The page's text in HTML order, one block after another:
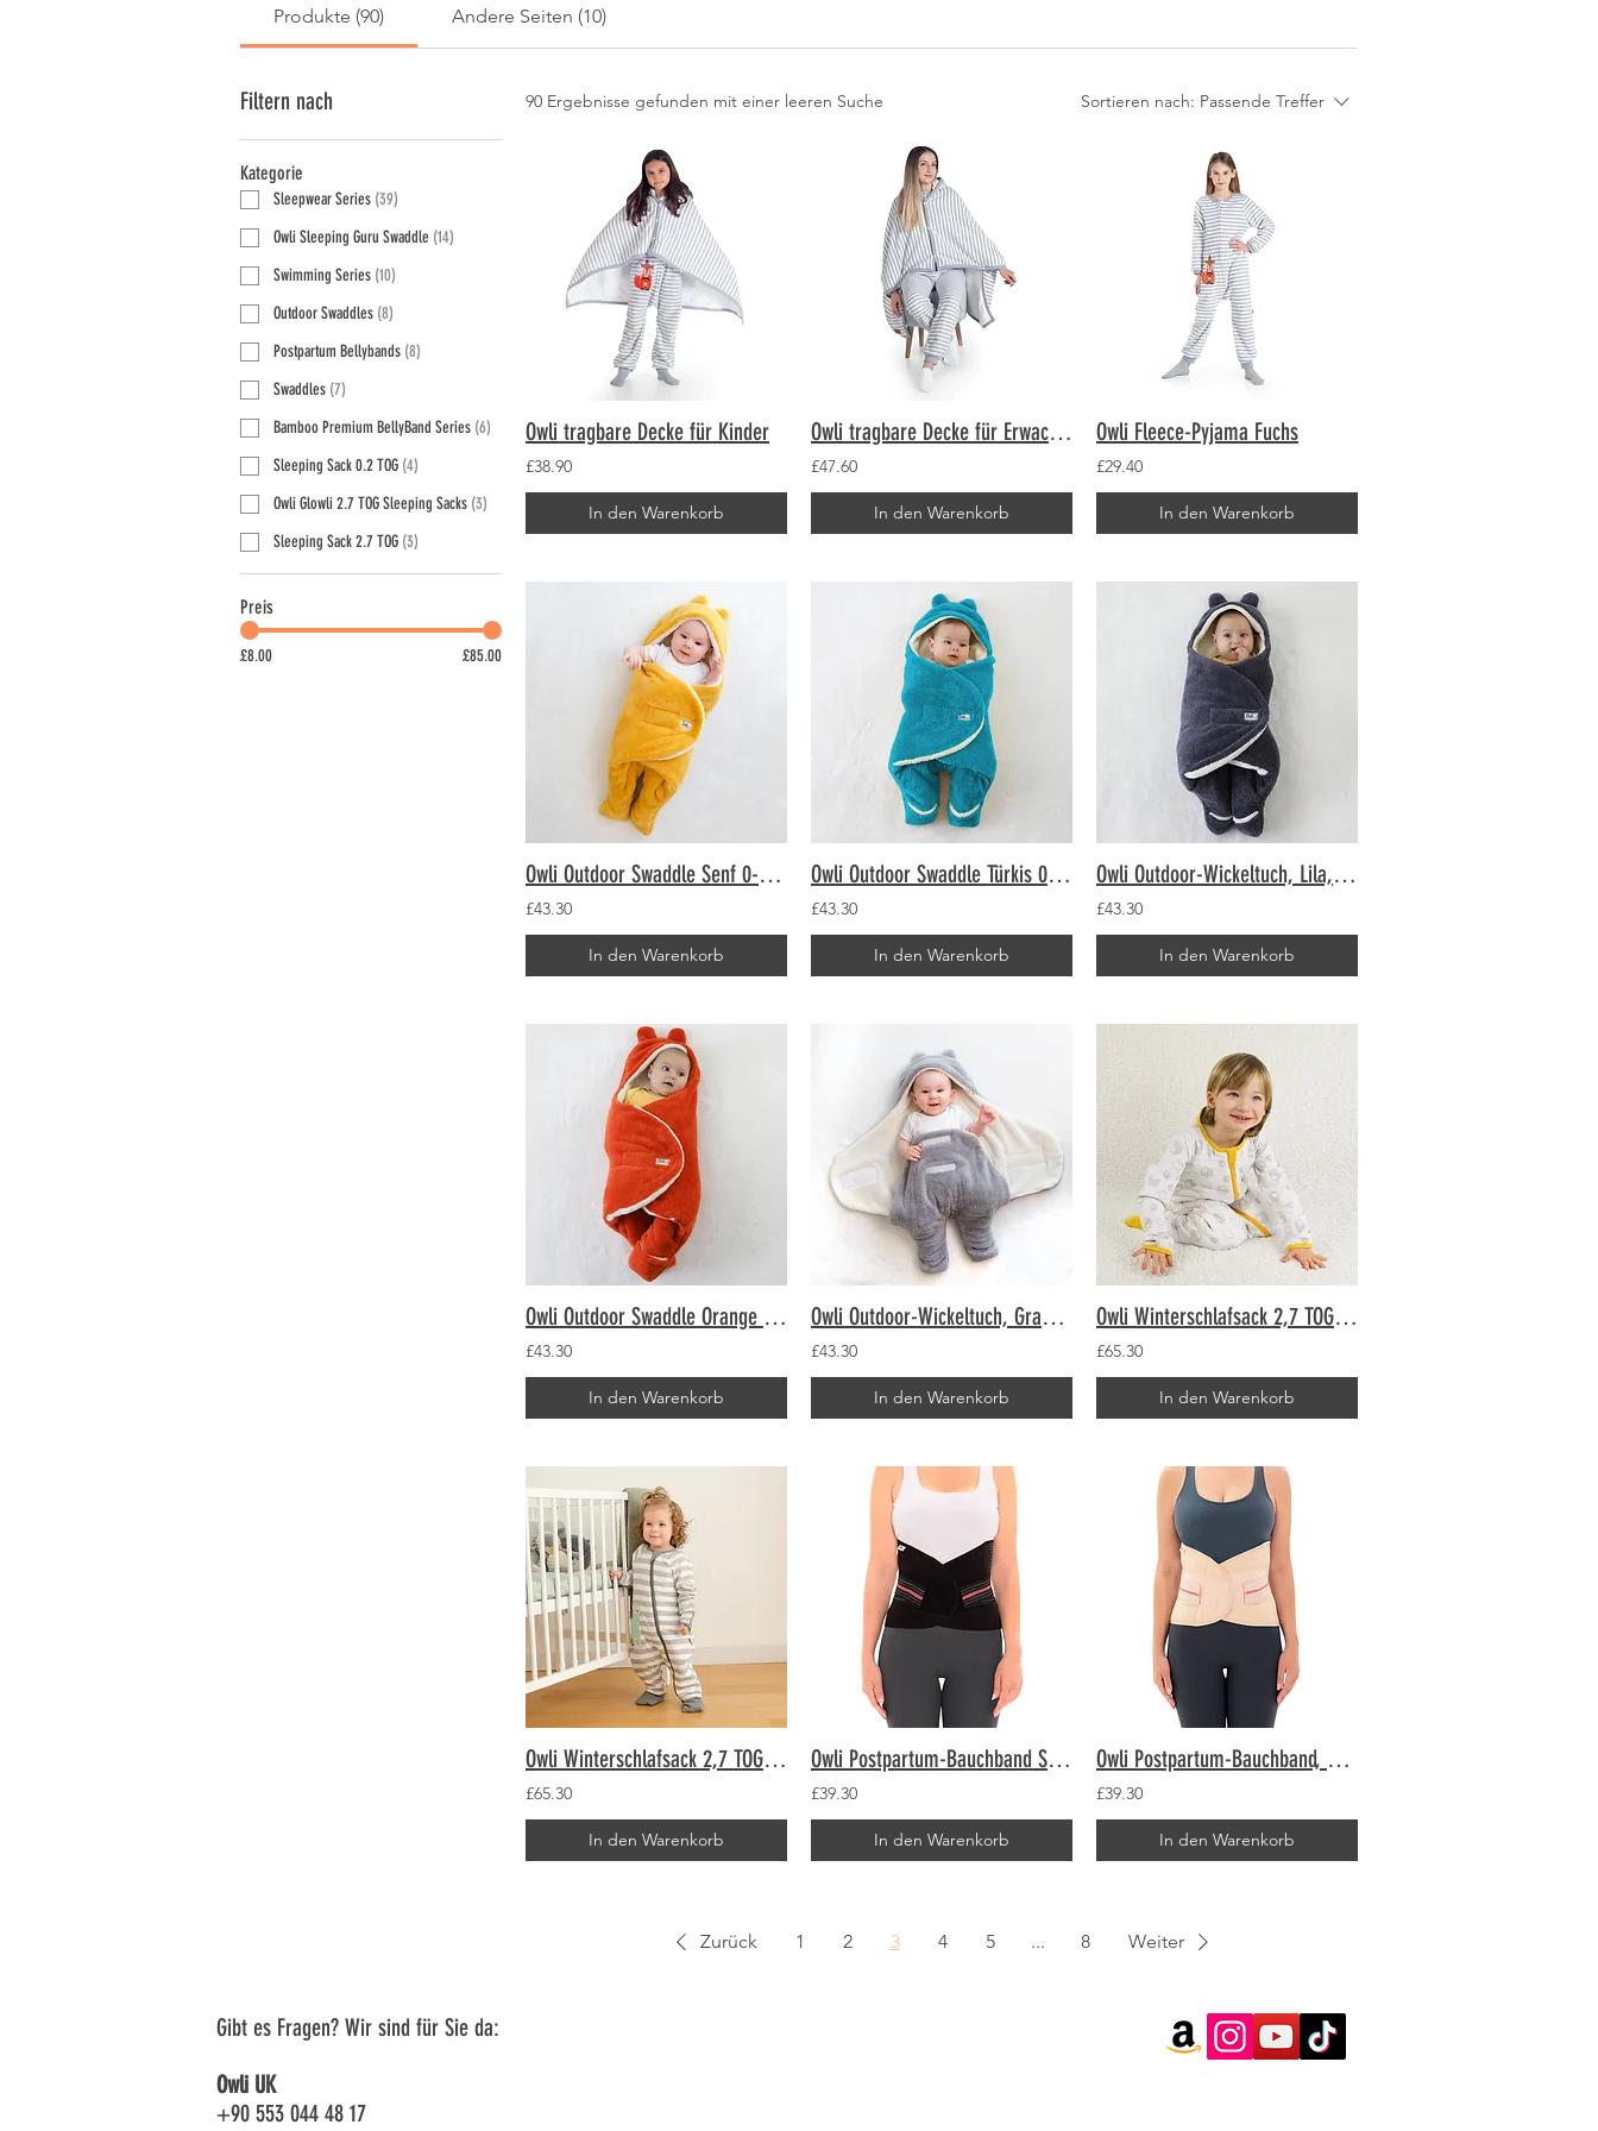
Produkte (90) Andere Seiten (10)
Filtern nach
Kategorie
Sleepwear Series (39)
Owli Sleeping Guru Swaddle (14)
Swimming Series (10)
Outdoor Swaddles (8)
Postpartum Bellybands (8)
Swaddles (7)
Bamboo Premium BellyBand Series (6)
Sleeping Sack 0.2 TOG (4)
Owli Glowli 2.7 TOG Sleeping Sacks (3)
Sleeping Sack 2.7 TOG (3)
Preis
£8.00 £85.00
90 Ergebnisse gefunden mit einer leeren Suche Sortieren nach: Passende Treffer
Owli tragbare Decke für Kinder
£38.90
In den Warenkorb
Owli tragbare Decke für Erwachsene
£47.60
In den Warenkorb
Owli Fleece-Pyjama Fuchs
£29.40
In den Warenkorb
Owli Outdoor Swaddle Senf 0-6 Monate
£43.30
In den Warenkorb
Owli Outdoor Swaddle Türkis 0-6 Monate
£43.30
In den Warenkorb
Owli Outdoor-Wickeltuch, Lila, 0–6 Monate
£43.30
In den Warenkorb
Owli Outdoor Swaddle Orange 0-6 Monate
£43.30
In den Warenkorb
Owli Outdoor-Wickeltuch, Grau, 0–6 Monate
£43.30
In den Warenkorb
Owli Winterschlafsack 2,7 TOG Schaf
£65.30
In den Warenkorb
Owli Winterschlafsack 2,7 TOG Faultier
£65.30
In den Warenkorb
Owli Postpartum-Bauchband Schwarz
£39.30
In den Warenkorb
Owli Postpartum-Bauchband, nackt
£39.30
In den Warenkorb
Zurück 1 2 3 4 5 ... 8 Weiter
Gibt es Fragen? Wir sind für Sie da:
Owli UK
+90 553 044 48 17